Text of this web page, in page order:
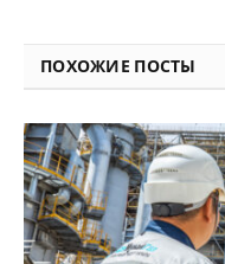
ПОХОЖИЕ ПОСТЫ